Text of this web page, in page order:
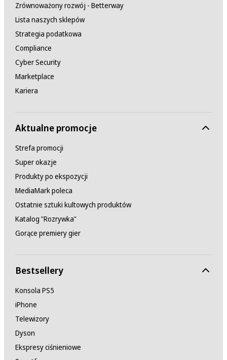
Zrównoważony rozwój - Betterway
Lista naszych sklepów
Strategia podatkowa
Compliance
Cyber Security
Marketplace
Kariera
Aktualne promocje
Strefa promocji
Super okazje
Produkty po ekspozycji
MediaMark poleca
Ostatnie sztuki kultowych produktów
Katalog "Rozrywka"
Gorące premiery gier
Bestsellery
Konsola PS5
iPhone
Telewizory
Dyson
Ekspresy ciśnieniowe